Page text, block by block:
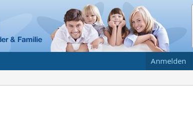
Anmelden